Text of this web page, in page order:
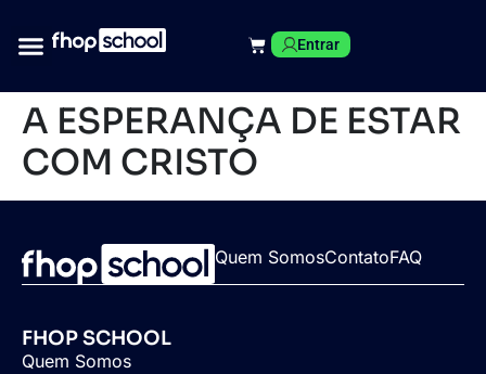
Entrar
A ESPERANÇA DE ESTAR
COM CRISTO
Quem SomosContatoFAQ
FHOP SCHOOL
Quem Somos